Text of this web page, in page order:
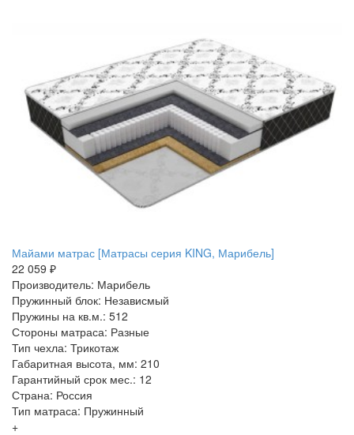
Майами матрас [Матрасы серия KING, Марибель]
22 059 ₽
Производитель: Марибель
Пружинный блок: Независмый
Пружины на кв.м.: 512
Стороны матраса: Разные
Тип чехла: Трикотаж
Габаритная высота, мм: 210
Гарантийный срок мес.: 12
Страна: Россия
Тип матраса: Пружинный
+